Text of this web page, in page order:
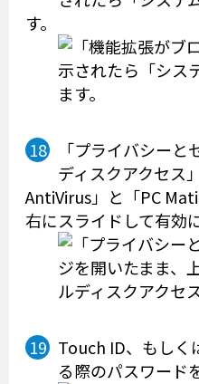
す。
「プライバシー
ディスクアクセス
AntiVirus」と「PC
右にスライドして有効
Touch ID、もしく
る際のパスワード